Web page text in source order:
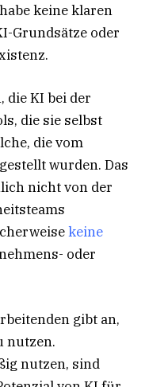
keine klaren
Grundsätze oder
die KI bei der
die sie selbst
die vom
wurden. Das
nicht von der
keine
oder
gibt an,
nutzen.
nutzen, sind